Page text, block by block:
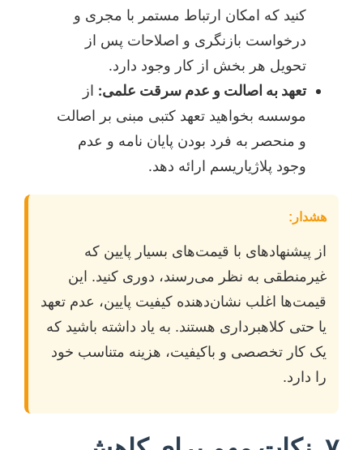
کنید که امکان ارتباط مستمر با مجری و
درخواست بازنگری و اصلاحات پس از
تحویل هر بخش از کار وجود دارد.
تعهد به اصالت و عدم سرقت علمی: از
موسسه بخواهید تعهد کتبی مبنی بر اصالت
و منحصر به فرد بودن پایان نامه و عدم
وجود پلاژیاریسم ارائه دهد.
هشدار:
از پیشنهادهای با قیمت‌های بسیار پایین که
غیرمنطقی به نظر می‌رسند، دوری کنید. این
قیمت‌ها اغلب نشان‌دهنده کیفیت پایین، عدم تعهد
یا حتی کلاهبرداری هستند. به یاد داشته باشید که
یک کار تخصصی و باکیفیت، هزینه متناسب خود
را دارد.